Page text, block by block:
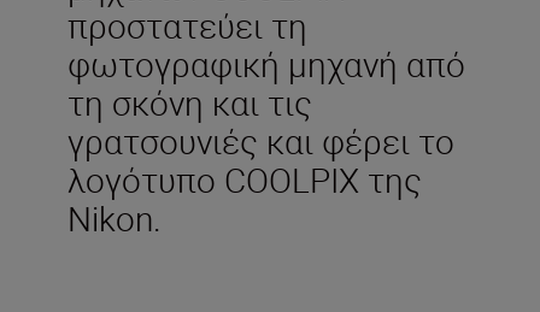
προστατεύει τη
φωτογραφική μηχανή από
τη σκόνη και τις
γρατσουνιές και φέρει το
λογότυπο COOLPIX της
Nikon.